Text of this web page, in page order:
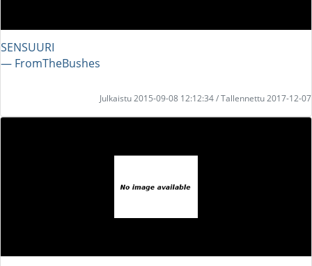
SENSUURI
― FromTheBushes
Julkaistu 2015-09-08 12:12:34 / Tallennettu 2017-12-07